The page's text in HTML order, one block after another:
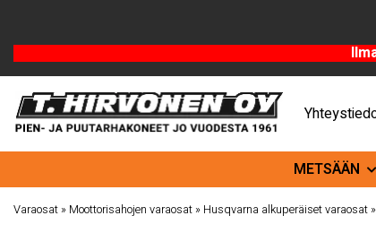
METSÄÄN
Varaosat » Moottorisahojen varaosat » Husqvarna alkuperäiset varaosat »